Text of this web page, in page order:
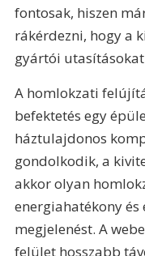
fontosak, hiszen
rákérdezni, hogy a
gyártói
A homlokzati
befektetés egy
háztulajdonos
gondolkodik, a
akkor olyan
energiahatékony
megjelenést. A
felület hosszabb